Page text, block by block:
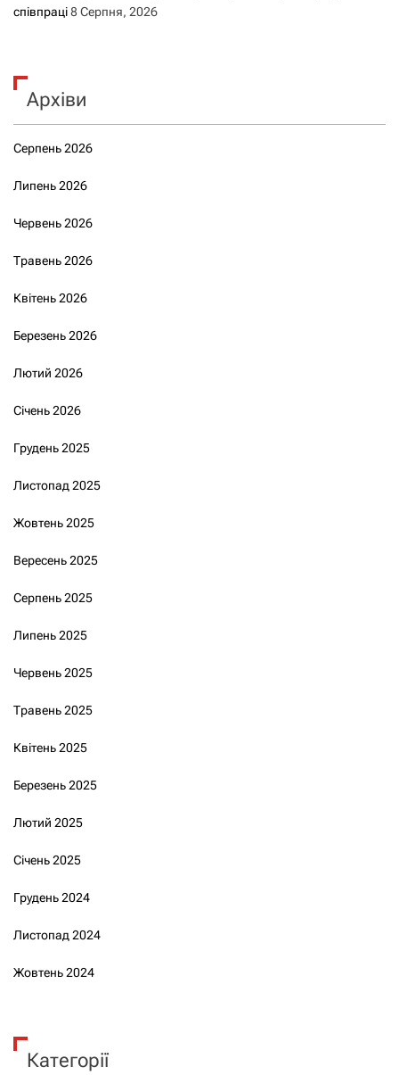
співпраці8 Серпня, 2026
Архіви
Серпень 2026
Липень 2026
Червень 2026
Травень 2026
Квітень 2026
Березень 2026
Лютий 2026
Січень 2026
Грудень 2025
Листопад 2025
Жовтень 2025
Вересень 2025
Серпень 2025
Липень 2025
Червень 2025
Травень 2025
Квітень 2025
Березень 2025
Лютий 2025
Січень 2025
Грудень 2024
Листопад 2024
Жовтень 2024
Категорії